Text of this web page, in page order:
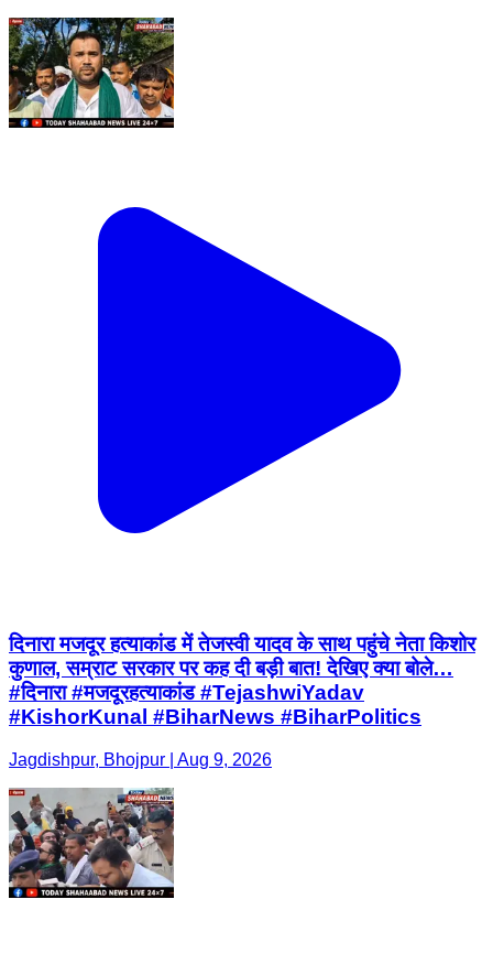
दिनारा मजदूर हत्याकांड में तेजस्वी यादव के साथ पहुंचे नेता किशोर
कुणाल, सम्राट सरकार पर कह दी बड़ी बात! देखिए क्या बोले…
#दिनारा #मजदूरहत्याकांड #TejashwiYadav
#KishorKunal #BiharNews #BiharPolitics
Jagdishpur, Bhojpur | Aug 9, 2026